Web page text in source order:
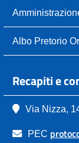
Albo Pretorio
Recapiti e
Via Nizza,
PEC